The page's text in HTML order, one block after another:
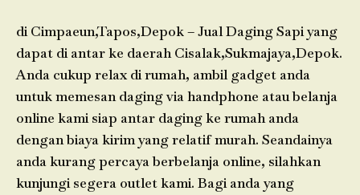
di Cimpaeun,Tapos,Depok – Jual Daging Sapi yang
dapat di antar ke daerah Cisalak,Sukmajaya,Depok.
Anda cukup relax di rumah, ambil gadget anda
untuk memesan daging via handphone atau belanja
online kami siap antar daging ke rumah anda
dengan biaya kirim yang relatif murah. Seandainya
anda kurang percaya berbelanja online, silahkan
kunjungi segera outlet kami. Bagi anda yang